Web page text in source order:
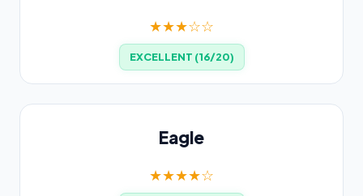
★★★☆☆
EXCELLENT (16/20)
Eagle
★★★★☆